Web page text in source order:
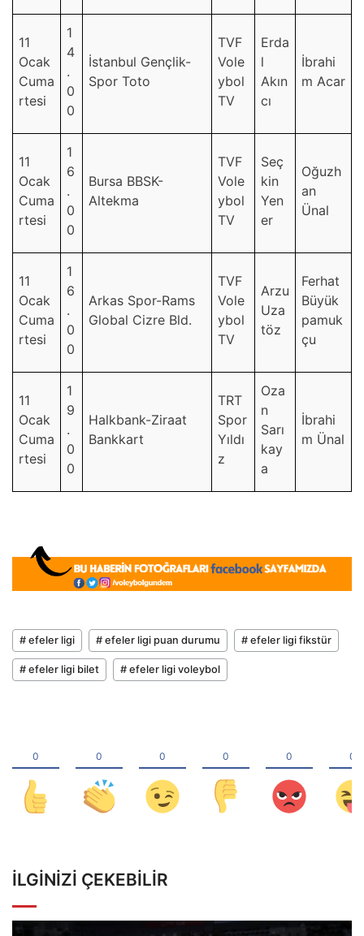
11
Ocak
Cuma
rtesi
1
4
.
0
0
İstanbul Gençlik-
Spor Toto
TVF
Vole
ybol
TV
Erda
l
Akın
cı
İbrahi
m Acar
11
Ocak
Cuma
rtesi
1
6
.
0
0
Bursa BBSK-
Altekma
TVF
Vole
ybol
TV
Seç
kin
Yen
er
Oğuzh
an
Ünal
11
Ocak
Cuma
rtesi
1
6
.
0
0
Arkas Spor-Rams
Global Cizre Bld.
TVF
Vole
ybol
TV
Arzu
Uza
töz
Ferhat
Büyük
pamuk
çu
11
Ocak
Cuma
rtesi
1
9
.
0
0
Halkbank-Ziraat
Bankkart
TRT
Spor
Yıldı
z
Oza
n
Sarı
kay
a
İbrahi
m Ünal
# efeler ligi # efeler ligi puan durumu # efeler ligi fikstür
# efeler ligi bilet # efeler ligi voleybol
İLGINIZI ÇEKEBILIR